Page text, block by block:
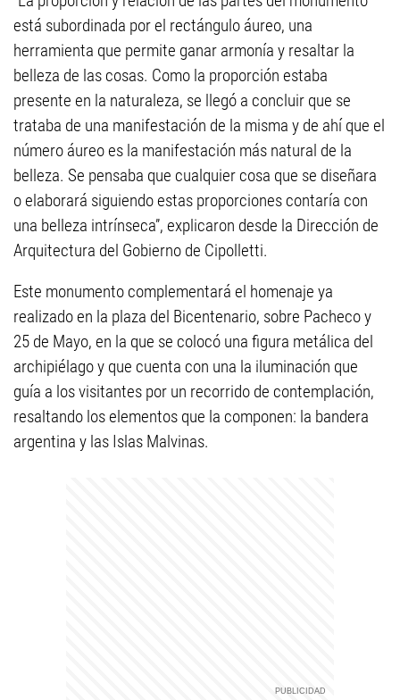
está subordinada por el rectángulo áureo, una
herramienta que permite ganar armonía y resaltar la
belleza de las cosas. Como la proporción estaba
presente en la naturaleza, se llegó a concluir que se
trataba de una manifestación de la misma y de ahí que el
número áureo es la manifestación más natural de la
belleza. Se pensaba que cualquier cosa que se diseñara
o elaborará siguiendo estas proporciones contaría con
una belleza intrínseca”, explicaron desde la Dirección de
Arquitectura del Gobierno de Cipolletti.
Este monumento complementará el homenaje ya
realizado en la plaza del Bicentenario, sobre Pacheco y
25 de Mayo, en la que se colocó una figura metálica del
archipiélago y que cuenta con una la iluminación que
guía a los visitantes por un recorrido de contemplación,
resaltando los elementos que la componen: la bandera
argentina y las Islas Malvinas.